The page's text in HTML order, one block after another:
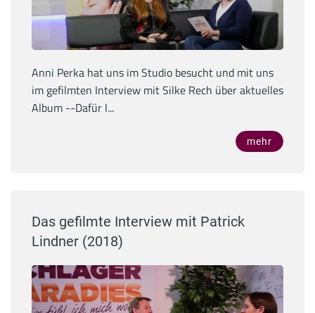
Anni Perka hat uns im Studio besucht und mit uns
im gefilmten Interview mit Silke Rech über aktuelles
Album --Dafür l...
mehr
Das gefilmte Interview mit Patrick
Lindner (2018)